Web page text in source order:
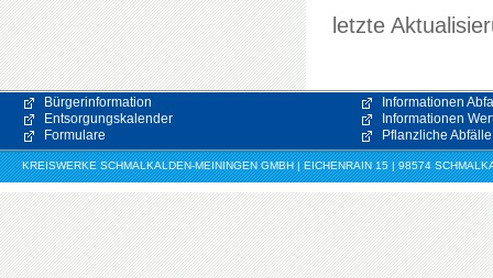
letzte
Bürgerinformation
Entsorgungskalender
Formulare
Informationen
Informationen
Pflanzliche Abfälle
KREISWERKE SCHMALKALDEN-MEININGEN GMBH | EICHENRAIN 15 | 98574